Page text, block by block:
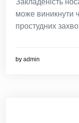
Закладеність
може виникнути
простудних
by admin